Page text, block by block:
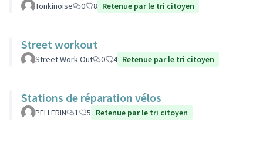
Tonkinoise 0 8 Retenue par le tri citoyen
Street workout
Street Work Out 0 4 Retenue par le tri citoyen
Stations de réparation vélos
PELLERIN 1 5 Retenue par le tri citoyen